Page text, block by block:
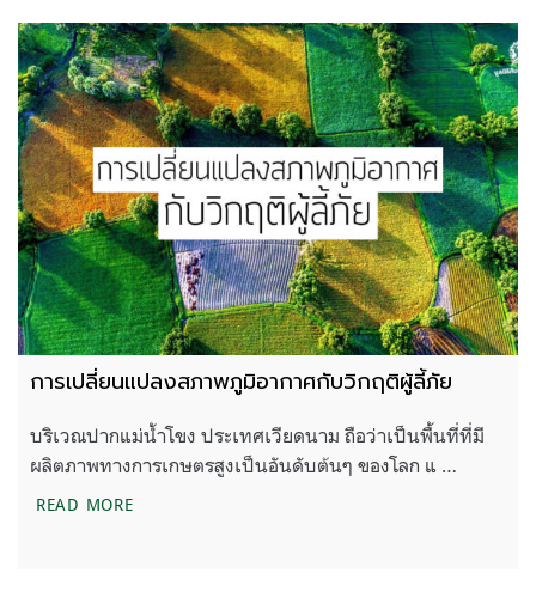
การเปลี่ยนแปลงสภาพภูมิอากาศกับวิกฤติผู้ลี้ภัย
บริเวณปากแม่น้ำโขง ประเทศเวียดนาม ถือว่าเป็นพื้นที่ที่มี
ผลิตภาพทางการเกษตรสูงเป็นอันดับต้นๆ ของโลก แ …
READ MOREการเปลี่ยนแปลงสภาพภูมิอากาศกับวิกฤติผู้ลี้ภัย